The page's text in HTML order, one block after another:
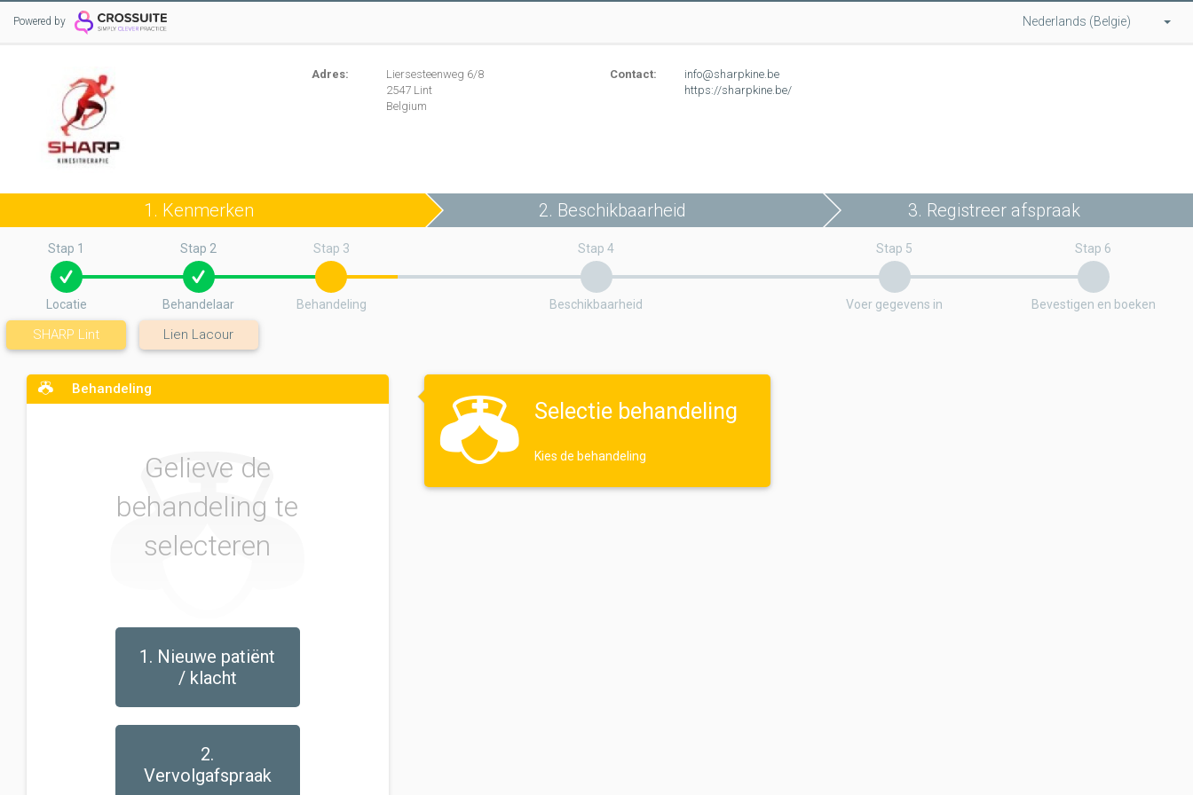
Powered by Nederlands (Belgie)
Adres: Liersesteenweg 6/8
2547 Lint
Belgium
Contact:
info@sharpkine.be
https://sharpkine.be/
1. Kenmerken 2. Beschikbaarheid 3. Registreer afspraak
Stap 1
Locatie
SHARP Lint
Stap 2
Behandelaar
Lien Lacour
Stap 3
Behandeling
Stap 4
Beschikbaarheid
Stap 5
Voer gegevens in
Stap 6
Bevestigen en boeken
Behandeling
Gelieve de
behandeling te
selecteren
1. Nieuwe patiënt
/ klacht
2.
Vervolgafspraak
Selectie behandeling
Kies de behandeling